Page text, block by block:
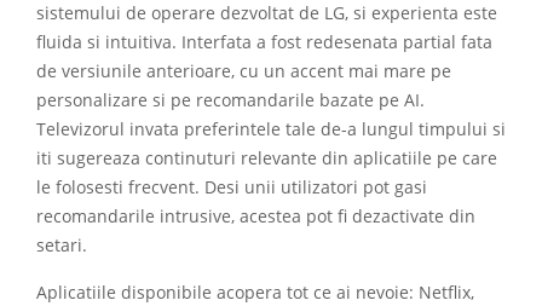
sistemului de operare dezvoltat de LG, si experienta este
fluida si intuitiva. Interfata a fost redesenata partial fata
de versiunile anterioare, cu un accent mai mare pe
personalizare si pe recomandarile bazate pe AI.
Televizorul invata preferintele tale de-a lungul timpului si
iti sugereaza continuturi relevante din aplicatiile pe care
le folosesti frecvent. Desi unii utilizatori pot gasi
recomandarile intrusive, acestea pot fi dezactivate din
setari.
Aplicatiile disponibile acopera tot ce ai nevoie: Netflix,